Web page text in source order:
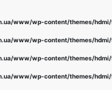
www/wp-content/themes/
www/wp-content/themes/
www/wp-content/themes/
www/wp-content/themes/